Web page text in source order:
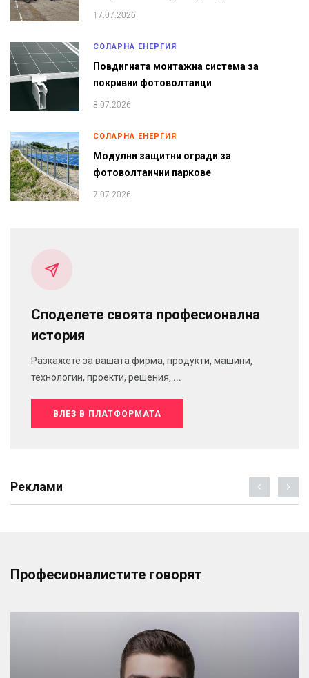
17.07.2026
СОЛАРНА ЕНЕРГИЯ
Повдигната монтажна система за
покривни фотоволтаици
8.07.2026
СОЛАРНА ЕНЕРГИЯ
Модулни защитни огради за
фотоволтаични паркове
7.07.2026
Споделете своята професионална
история
Разкажете за вашата фирма, продукти, машини,
технологии, проекти, решения, ...
ВЛЕЗ В ПЛАТФОРМАТА
Реклами
Професионалистите говорят